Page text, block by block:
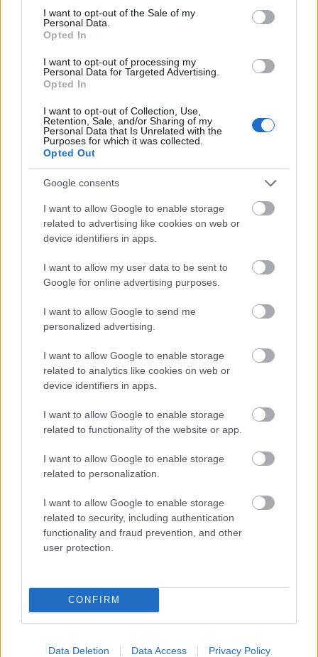
consent section.
I want to opt-out of the Sale of my
Personal Data.
Opted In
I want to opt-out of processing my
Personal Data for Targeted Advertising.
Opted In
I want to opt-out of Collection, Use,
Retention, Sale, and/or Sharing of my
Personal Data that Is Unrelated with the
Purposes for which it was collected.
Opted Out
Google consents
I want to allow Google to enable storage
related to advertising like cookies on web or
device identifiers in apps.
I want to allow my user data to be sent to
Google for online advertising purposes.
I want to allow Google to send me
personalized advertising.
I want to allow Google to enable storage
related to analytics like cookies on web or
device identifiers in apps.
I want to allow Google to enable storage
related to functionality of the website or app.
I want to allow Google to enable storage
related to personalization.
I want to allow Google to enable storage
related to security, including authentication
functionality and fraud prevention, and other
user protection.
CONFIRM
Data Deletion Data Access Privacy Policy
22ο Παγκαλαβρυτινό Αντάμωμα στην Κλειτορία
Δεν ανοίγει η μπάρα στα διόδια με το e-pass ενώ έχει
χρήματα «μέσα»;
Η Google ΑΙ ο Hassabis και η δήλωση για την θεραπεία
του καρκίνου που εξηγεί τις αλλαγές στην κορυφή